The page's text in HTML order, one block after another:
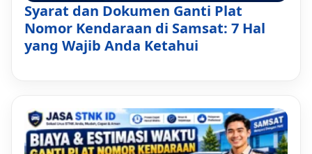
Syarat dan Dokumen Ganti Plat
Nomor Kendaraan di Samsat: 7 Hal
yang Wajib Anda Ketahui